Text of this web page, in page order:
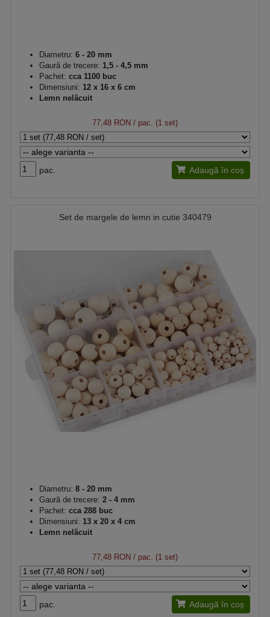
Diametru: 6 - 20 mm
Gaură de trecere: 1,5 - 4,5 mm
Pachet: cca 1100 buc
Dimensiuni: 12 x 16 x 6 cm
Lemn nelăcuit
77,48 RON / pac. (1 set)
pac. Adaugă în coș
Set de margele de lemn in cutie 340479
Diametru: 8 - 20 mm
Gaură de trecere: 2 - 4 mm
Pachet: cca 288 buc
Dimensiuni: 13 x 20 x 4 cm
Lemn nelăcuit
77,48 RON / pac. (1 set)
pac. Adaugă în coș